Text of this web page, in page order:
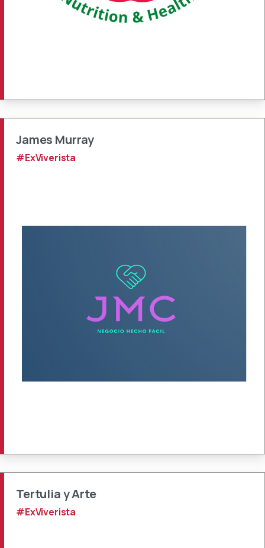
James Murray
#ExViverista
Tertulia y Arte
#ExViverista